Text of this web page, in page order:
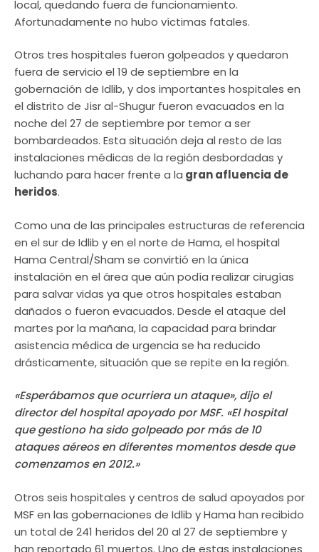
local, quedando fuera de funcionamiento.
Afortunadamente no hubo víctimas fatales.
Otros tres hospitales fueron golpeados y quedaron
fuera de servicio el 19 de septiembre en la
gobernación de Idlib, y dos importantes hospitales en
el distrito de Jisr al-Shugur fueron evacuados en la
noche del 27 de septiembre por temor a ser
bombardeados. Esta situación deja al resto de las
instalaciones médicas de la región desbordadas y
luchando para hacer frente a la gran afluencia de
heridos.
Como una de las principales estructuras de referencia
en el sur de Idlib y en el norte de Hama, el hospital
Hama Central/Sham se convirtió en la única
instalación en el área que aún podía realizar cirugías
para salvar vidas ya que otros hospitales estaban
dañados o fueron evacuados. Desde el ataque del
martes por la mañana, la capacidad para brindar
asistencia médica de urgencia se ha reducido
drásticamente, situación que se repite en la región.
«Esperábamos que ocurriera un ataque», dijo el
director del hospital apoyado por MSF. «El hospital
que gestiono ha sido golpeado por más de 10
ataques aéreos en diferentes momentos desde que
comenzamos en 2012.»
Otros seis hospitales y centros de salud apoyados por
MSF en las gobernaciones de Idlib y Hama han recibido
un total de 241 heridos del 20 al 27 de septiembre y
han reportado 61 muertos. Uno de estas instalaciones